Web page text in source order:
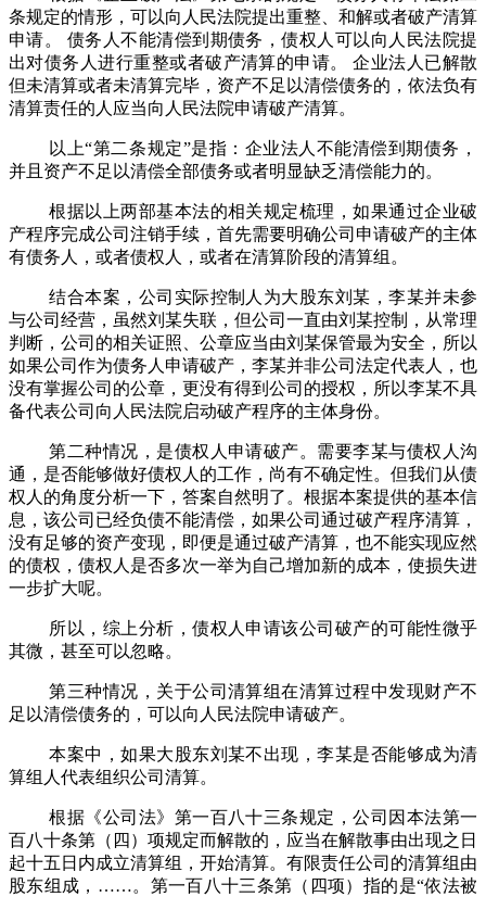
条规定的情形，可以向人民法院提出重整、和解或者破产清算
申请。
债务人不能清偿到期债务，债权人可以向人民法院提
出对债务人进行重整或者破产清算的申请。
企业法人已解散
但未清算或者未清算完毕，资产不足以清偿债务的，依法负有
清算责任的人应当向人民法院申请破产清算。
以上“第二条规定”是指：企业法人不能清偿到期债务，
并且资产不足以清偿全部债务或者明显缺乏清偿能力的。
根据以上两部基本法的相关规定梳理，如果通过企业破
产程序完成公司注销手续，首先需要明确公司申请破产的主体
有债务人，或者债权人，或者在清算阶段的清算组。
结合本案，公司实际控制人为大股东刘某，李某并未参
与公司经营，虽然刘某失联，但公司一直由刘某控制，从常理
判断，公司的相关证照、公章应当由刘某保管最为安全，所以
如果公司作为债务人申请破产，李某并非公司法定代表人，也
没有掌握公司的公章，更没有得到公司的授权，所以李某不具
备代表公司向人民法院启动破产程序的主体身份。
第二种情况，是债权人申请破产。需要李某与债权人沟
通，是否能够做好债权人的工作，尚有不确定性。但我们从债
权人的角度分析一下，答案自然明了。根据本案提供的基本信
息，该公司已经负债不能清偿，如果公司通过破产程序清算，
没有足够的资产变现，即便是通过破产清算，也不能实现应然
的债权，债权人是否多次一举为自己增加新的成本，使损失进
一步扩大呢。
所以，综上分析，债权人申请该公司破产的可能性微乎
其微，甚至可以忽略。
第三种情况，关于公司清算组在清算过程中发现财产不
足以清偿债务的，可以向人民法院申请破产。
本案中，如果大股东刘某不出现，李某是否能够成为清
算组人代表组织公司清算。
根据《公司法》第一百八十三条规定，公司因本法第一
百八十条第（四）项规定而解散的，应当在解散事由出现之日
起十五日内成立清算组，开始清算。有限责任公司的清算组由
股东组成， ……。第一百八十三条第（四项）指的是“依法被